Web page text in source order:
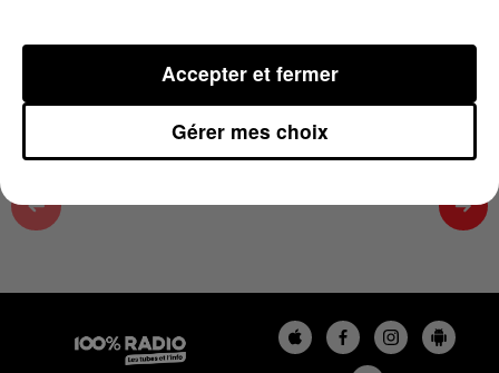
Podcasts infos du Tarn et Garonne
Gérer mes choix
Accepter et fermer